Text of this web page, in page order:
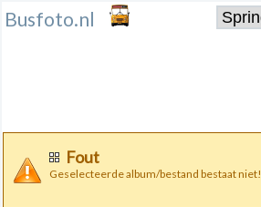
Busfoto.nl
Fout
Geselecteerde album/bestand bestaat niet!